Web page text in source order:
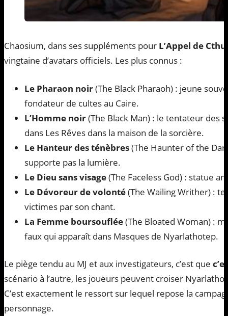
Chaosium, dans ses suppléments pour L’Appel de
vingtaine d’avatars officiels. Les plus connus :
Le Pharaon noir(The Black Pharaoh) : jeune
fondateur de cultes au Caire.
L’Homme noir(The Black Man) : le tentateur des
dans Les Rêves dans la maison de la sorcière.
Le Hanteur des ténèbres(The Haunter of the
supporte pas la lumière.
Le Dieu sans visage(The Faceless God) : statue
Le Dévoreur de volonté(The Wailing Writher) :
victimes par son chant.
La Femme boursouflée(The Bloated Woman) :
faux qui apparaît dans Masques de Nyarlathotep.
Le piège tendu au MJ et aux investigateurs, c’est que
scénario à l’autre, les joueurs peuvent croiser
C’est exactement le ressort sur lequel repose la
personnage.